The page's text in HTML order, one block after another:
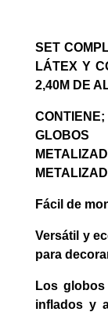
SET
LÁTEX Y
2,40M DE
CONTIENE;
Fácil de
Versátil y
para
Los
inflados y